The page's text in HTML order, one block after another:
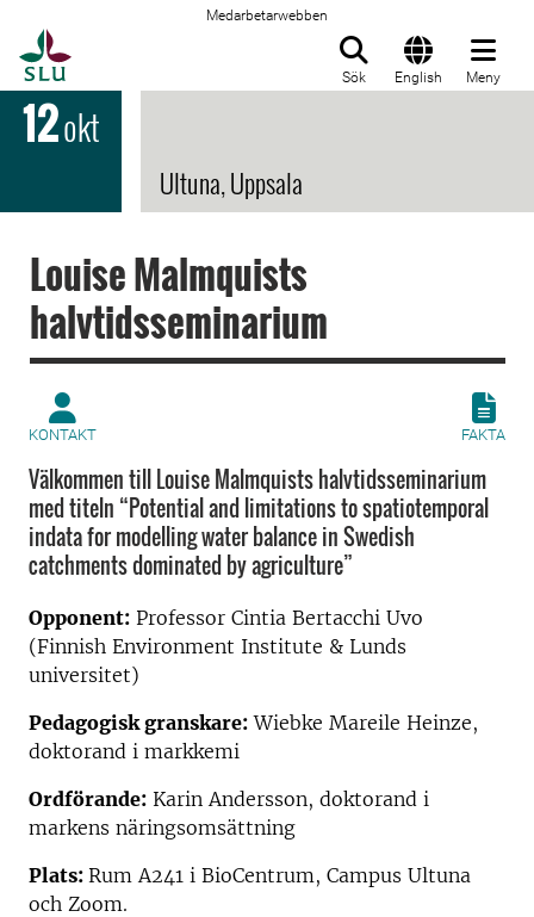
Medarbetarwebben
Sök English Meny
12okt
Ultuna, Uppsala
Louise Malmquists
halvtidsseminarium
KONTAKT FAKTA
Välkommen till Louise Malmquists halvtidsseminarium
med titeln “Potential and limitations to spatiotemporal
indata for modelling water balance in Swedish
catchments dominated by agriculture”
Opponent: Professor Cintia Bertacchi Uvo
(Finnish Environment Institute & Lunds
universitet)
Pedagogisk granskare: Wiebke Mareile Heinze,
doktorand i markkemi
Ordförande: Karin Andersson, doktorand i
markens näringsomsättning
Plats: Rum A241 i BioCentrum, Campus Ultuna
och Zoom.